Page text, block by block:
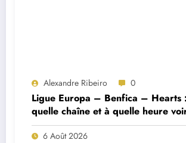
Alexandre Ribeiro 0
Ligue Europa – Benfica – Hearts
quelle chaîne et à quelle heure
match ?
6 Août 2026